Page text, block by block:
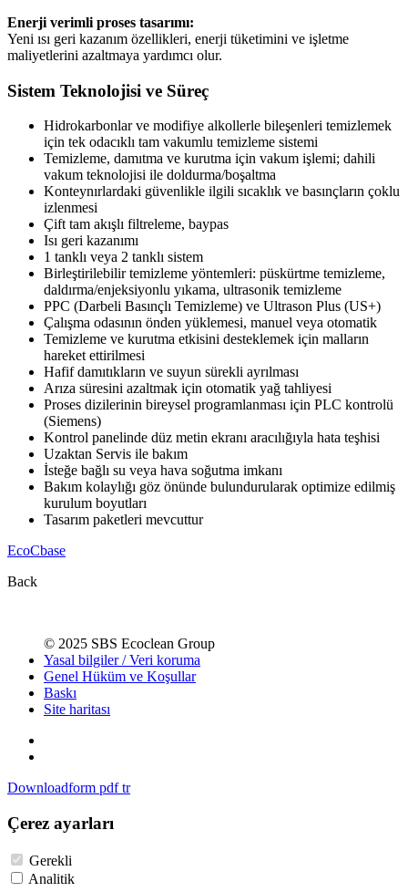
Enerji verimli proses tasarımı:
Yeni ısı geri kazanım özellikleri, enerji tüketimini ve işletme
maliyetlerini azaltmaya yardımcı olur.
Sistem Teknolojisi ve Süreç
Hidrokarbonlar ve modifiye alkollerle bileşenleri temizlemek
için tek odacıklı tam vakumlu temizleme sistemi
Temizleme, damıtma ve kurutma için vakum işlemi; dahili
vakum teknolojisi ile doldurma/boşaltma
Konteynırlardaki güvenlikle ilgili sıcaklık ve basınçların çoklu
izlenmesi
Çift tam akışlı filtreleme, baypas
Isı geri kazanımı
1 tanklı veya 2 tanklı sistem
Birleştirilebilir temizleme yöntemleri: püskürtme temizleme,
daldırma/enjeksiyonlu yıkama, ultrasonik temizleme
PPC (Darbeli Basınçlı Temizleme) ve Ultrason Plus (US+)
Çalışma odasının önden yüklemesi, manuel veya otomatik
Temizleme ve kurutma etkisini desteklemek için malların
hareket ettirilmesi
Hafif damıtıkların ve suyun sürekli ayrılması
Arıza süresini azaltmak için otomatik yağ tahliyesi
Proses dizilerinin bireysel programlanması için PLC kontrolü
(Siemens)
Kontrol panelinde düz metin ekranı aracılığıyla hata teşhisi
Uzaktan Servis ile bakım
İsteğe bağlı su veya hava soğutma imkanı
Bakım kolaylığı göz önünde bulundurularak optimize edilmiş
kurulum boyutları
Tasarım paketleri mevcuttur
EcoCbase
Back
© 2025 SBS Ecoclean Group
Yasal bilgiler / Veri koruma
Genel Hüküm ve Koşullar
Baskı
Site haritası
Downloadform pdf tr
Çerez ayarları
Gerekli
Analitik